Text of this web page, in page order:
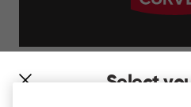
Select